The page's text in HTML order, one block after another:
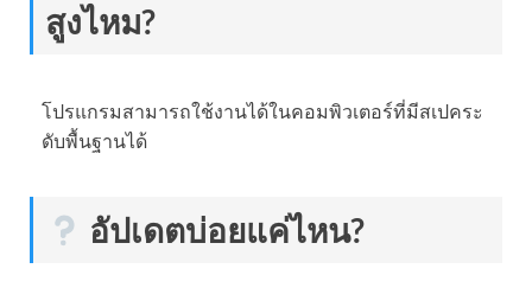
สูงไหม?
โปรแกรมสามารถใช้งานได้ในคอมพิวเตอร์ที่มีสเปคระ
ดับพื้นฐานได้
อัปเดตบ่อยแค่ไหน?